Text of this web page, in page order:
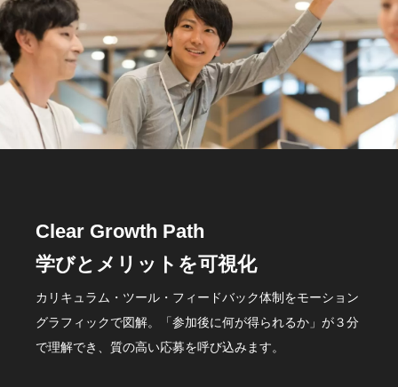
Clear Growth Path
学びとメリットを可視化
カリキュラム・ツール・フィードバック体制をモーション
グラフィックで図解。「参加後に何が得られるか」が３分
で理解でき、質の高い応募を呼び込みます。